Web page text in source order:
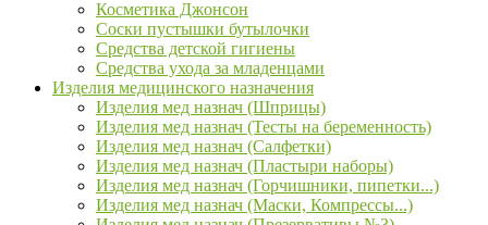
Косметика Джонсон
Соски пустышки бутылочки
Средства детской гигиены
Средства ухода за младенцами
Изделия медицинского назначения
Изделия мед назнач (Шприцы)
Изделия мед назнач (Тесты на беременность)
Изделия мед назнач (Салфетки)
Изделия мед назнач (Пластыри наборы)
Изделия мед назнач (Горчишники, пипетки...)
Изделия мед назнач (Маски, Компрессы...)